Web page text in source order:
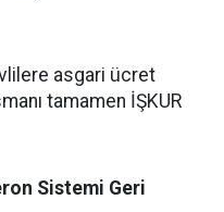
asgari ücret
tamamen İŞKUR
Sistemi Geri